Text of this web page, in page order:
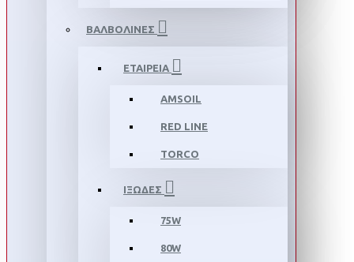
ΒΑΛΒΟΛΙΝΕΣ
ΕΤΑΙΡΕΙΑ
AMSOIL
RED LINE
TORCO
ΙΞΩΔΕΣ
75W
80W